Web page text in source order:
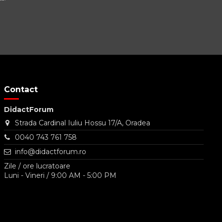
Contact
DidactForum
Strada Cardinal Iuliu Hossu 17/A, Oradea
0040 743 761 758
info@didactforum.ro
Zile / ore lucratoare
Luni - Vineri / 9:00 AM - 5:00 PM